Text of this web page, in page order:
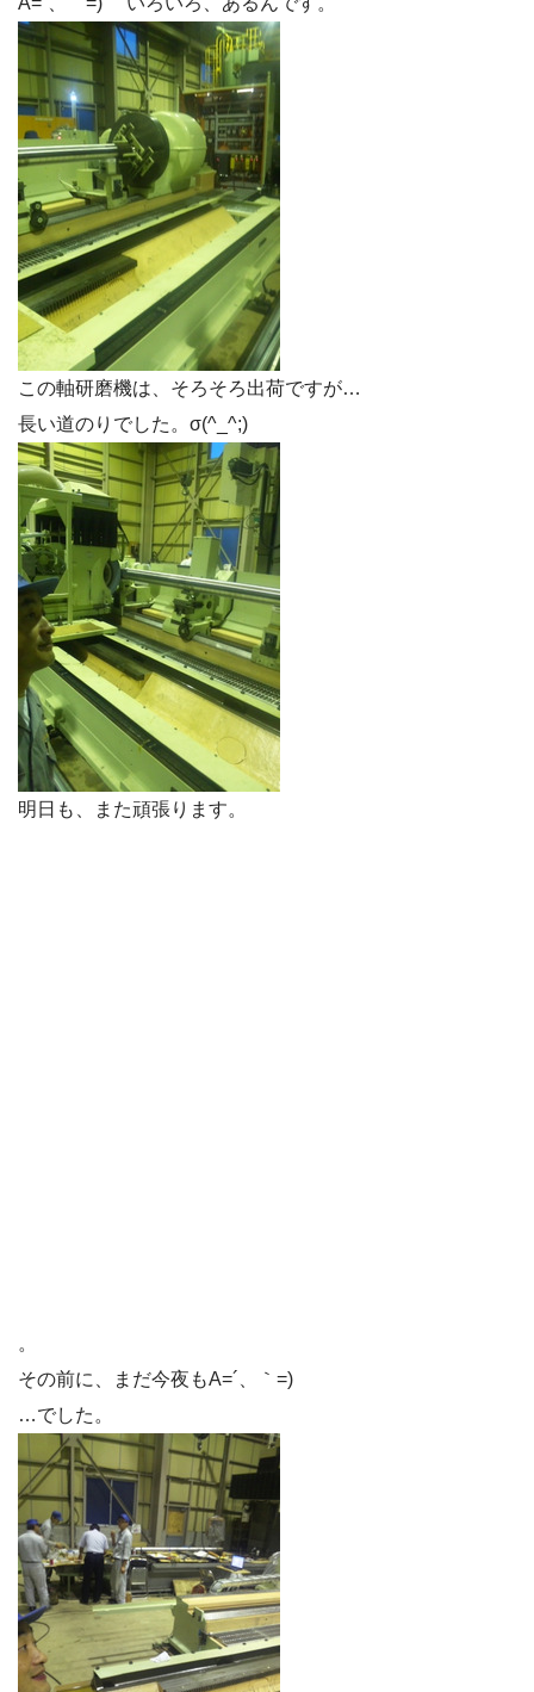
この軸研磨機は、そろそろ出荷ですが…
長い道のりでした。σ(^_^;)
明日も、また頑張ります。
。
その前に、まだ今夜もA=´、｀=)ゞ
…でした。